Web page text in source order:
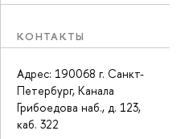
КОНТАКТЫ
Адрес: 190068 г. Санкт-
Петербург, Канала
Грибоедова наб., д. 123,
каб. 322